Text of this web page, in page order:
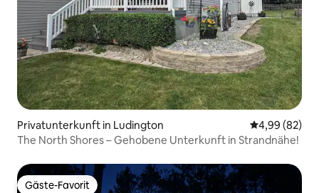
Privatunterkunft in Ludington
4,99 (82)
The North Shores – Gehobene Unterkunft in Strandnähe!
Gäste-Favorit